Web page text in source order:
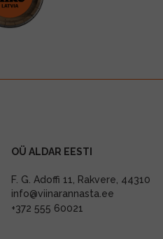
OÜ ALDAR EESTI
F. G. Adoffi 11, Rakvere, 44310
info@viinarannasta.ee
+372 555 60021